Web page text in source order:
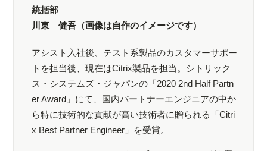
統括部
川東 健吾（画像は自作のイメージです）
アシスト入社後、テスト系製品のカスタマーサポー
トを担当後、現在はCitrix製品を担当。シトリック
ス・システムズ・ジャパンの「2020 2nd Half Partn
er Award」にて、国内パートナーエンジニアの中か
ら特に技術的な貢献が高い技術者に贈られる「Citri
x Best Partner Engineer」を受賞。